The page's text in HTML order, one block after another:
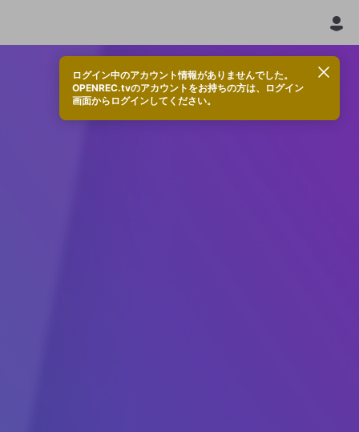
ログイン中のアカウント情報がありませんでした。
OPENREC.tvのアカウントをお持ちの方は、ログイン
画面からログインしてください。